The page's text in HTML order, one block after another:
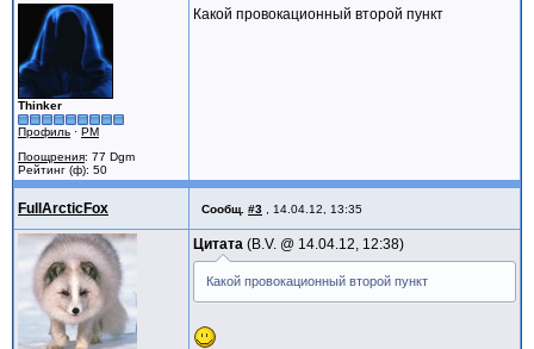
Thinker
Профиль · PM
Поощрения: 77 Dgm
Рейтинг (ф): 50
Какой провокационный второй пункт
FullArcticFox Сообщ. #3 14.04.12, 13:35
Цитата B.V. @ 14.04.12, 12:38
Какой провокационный второй пункт